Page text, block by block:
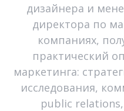
дизайнера и
директора по
компаниях,
практический
маркетинга:
исследования,
public